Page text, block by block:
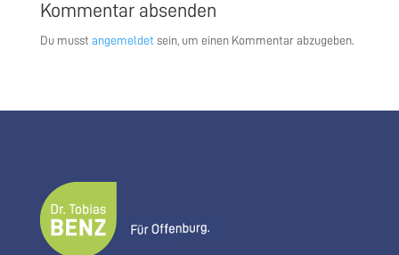
Kommentar absenden
Du musst angemeldet sein, um einen Kommentar abzugeben.